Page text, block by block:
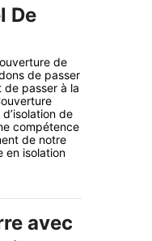
De
de
de passer
passer à la
de
compétence
de notre
en isolation
avec